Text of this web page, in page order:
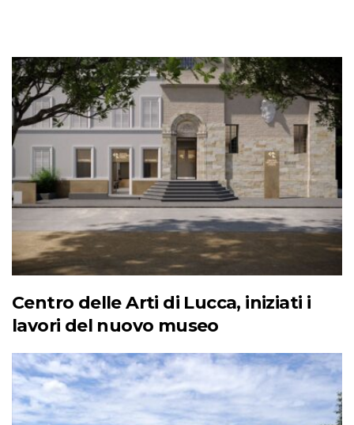
Centro delle Arti di Lucca, iniziati i
lavori del nuovo museo